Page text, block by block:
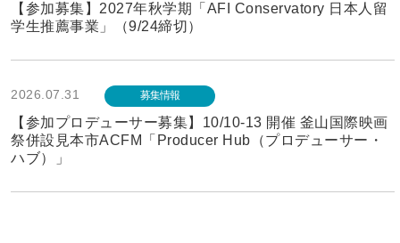
【参加募集】2027年秋学期「AFI Conservatory 日本人留
学生推薦事業」（9/24締切）
2026.07.31 募集情報
【参加プロデューサー募集】10/10-13 開催 釜山国際映画
祭併設見本市ACFM「Producer Hub（プロデューサー・
ハブ）」